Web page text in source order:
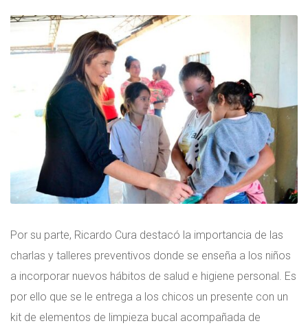
Por su parte, Ricardo Cura destacó la importancia de las
charlas y talleres preventivos donde se enseña a los niños
a incorporar nuevos hábitos de salud e higiene personal. Es
por ello que se le entrega a los chicos un presente con un
kit de elementos de limpieza bucal acompañada de